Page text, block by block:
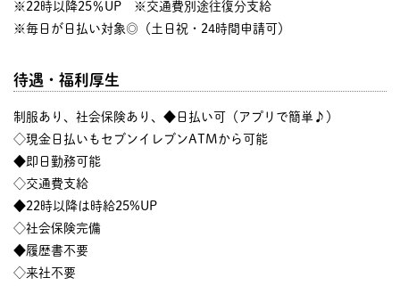
※22時以降25％UP ※交通費別途往復分支給
※毎日が日払い対象◎（土日祝・24時間申請可）
待遇・福利厚生
制服あり、社会保険あり、◆日払い可（アプリで簡単♪）
◇現金日払いもセブンイレブンATMから可能
◆即日勤務可能
◇交通費支給
◆22時以降は時給25%UP
◇社会保険完備
◆履歴書不要
◇来社不要